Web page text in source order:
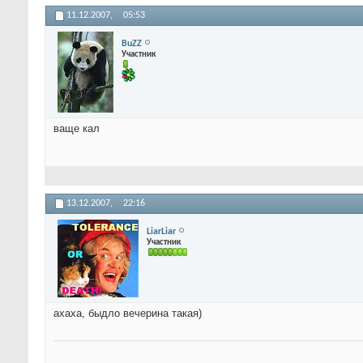
11.12.2007, 05:53
BuZZ
Участник
ваще кал
13.12.2007, 22:16
LiarLiar
Участник
ахаха, быдло вечерина такая)